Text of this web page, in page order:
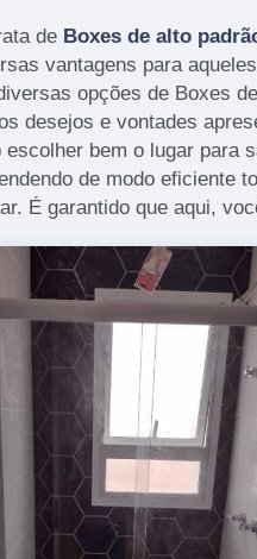
de Boxes de alto
vantagens para
opções de Boxes
desejos e vontades
bem o lugar para
de modo eficiente
É garantido que aqui,